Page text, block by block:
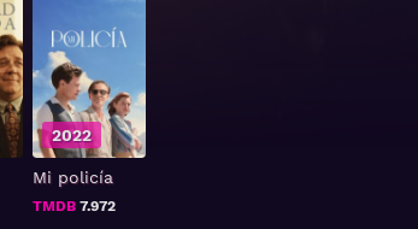
Mi policía
TMDB7.972
2022